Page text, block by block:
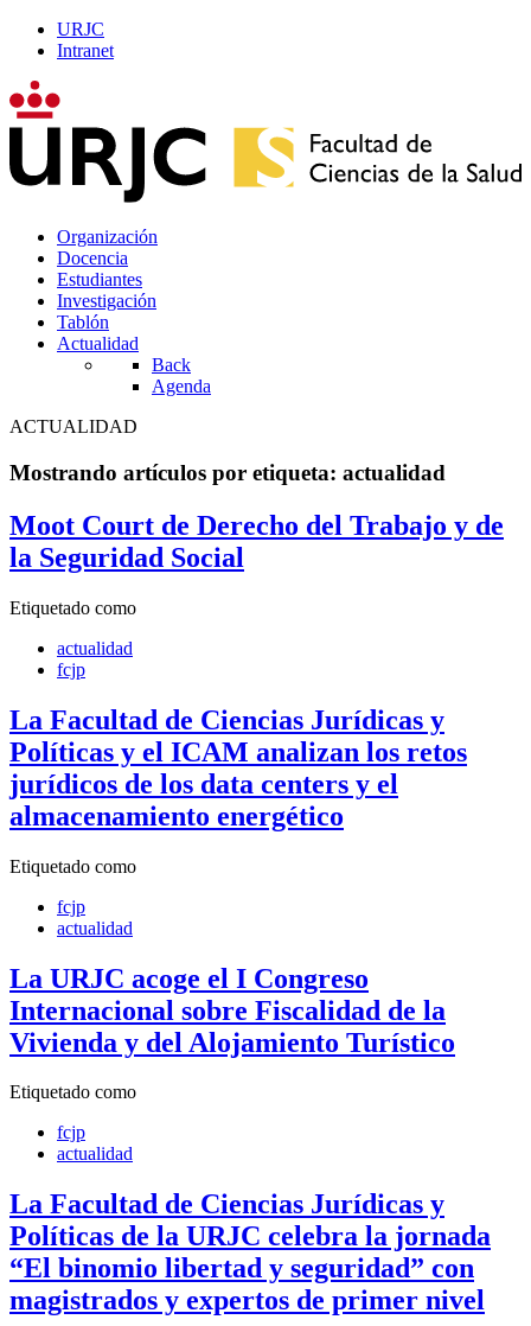
URJC
Intranet
Organización
Docencia
Estudiantes
Investigación
Tablón
Actualidad
Back
Agenda
ACTUALIDAD
Mostrando artículos por etiqueta: actualidad
Moot Court de Derecho del Trabajo y de
la Seguridad Social
Etiquetado como
actualidad
fcjp
La Facultad de Ciencias Jurídicas y
Políticas y el ICAM analizan los retos
jurídicos de los data centers y el
almacenamiento energético
Etiquetado como
fcjp
actualidad
La URJC acoge el I Congreso
Internacional sobre Fiscalidad de la
Vivienda y del Alojamiento Turístico
Etiquetado como
fcjp
actualidad
La Facultad de Ciencias Jurídicas y
Políticas de la URJC celebra la jornada
“El binomio libertad y seguridad” con
magistrados y expertos de primer nivel